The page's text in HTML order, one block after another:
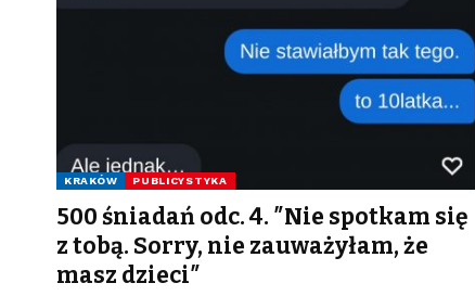
KRAKÓW PUBLICYSTYKA
500 śniadań odc. 4. ″Nie spotkam się
z tobą. Sorry, nie zauważyłam, że
masz dzieci″